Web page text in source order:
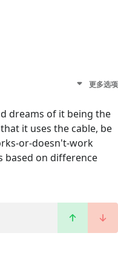
更多选项
dreams of it being the
it uses the cable, be
or-doesn't-work
based on difference